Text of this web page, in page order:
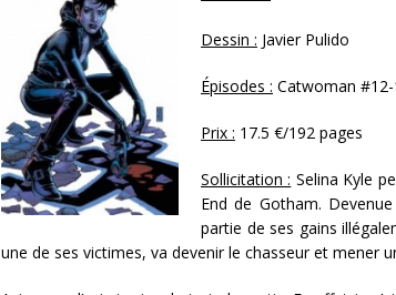
Dessin : Javier Pulido
Épisodes : Catwoman
Prix : 17.5 €/192 pages
Sollicitation : Selina Kyle
End de Gotham.
partie de ses gains
une de ses victimes, va devenir le chasseur et mener